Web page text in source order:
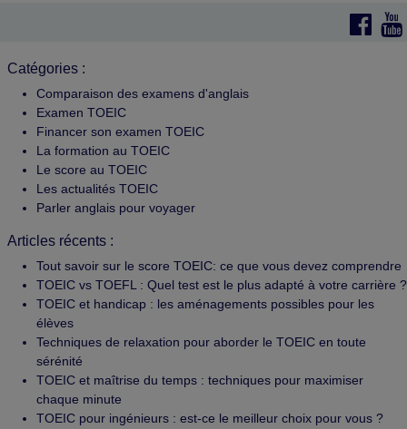
Catégories :
Comparaison des examens d'anglais
Examen TOEIC
Financer son examen TOEIC
La formation au TOEIC
Le score au TOEIC
Les actualités TOEIC
Parler anglais pour voyager
Articles récents :
Tout savoir sur le score TOEIC: ce que vous devez comprendre
TOEIC vs TOEFL : Quel test est le plus adapté à votre carrière ?
TOEIC et handicap : les aménagements possibles pour les
élèves
Techniques de relaxation pour aborder le TOEIC en toute
sérénité
TOEIC et maîtrise du temps : techniques pour maximiser
chaque minute
TOEIC pour ingénieurs : est-ce le meilleur choix pour vous ?